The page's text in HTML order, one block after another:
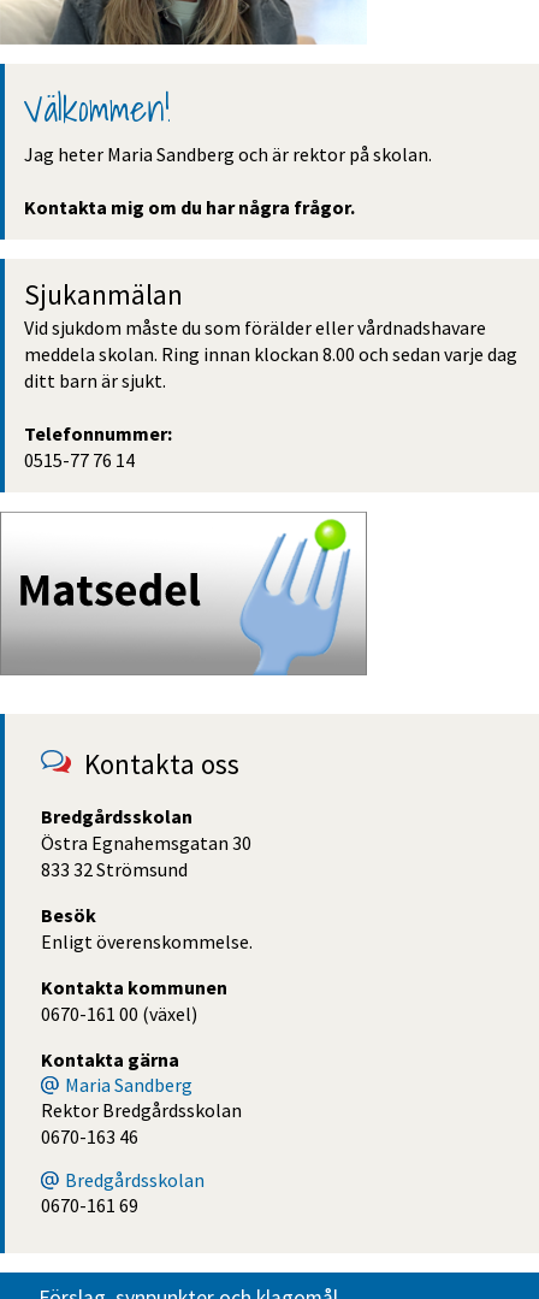
Välkommen!
Jag heter Maria Sandberg och är rektor på skolan.
Kontakta mig om du har några frågor.
Sjukanmälan
Vid sjukdom måste du som förälder eller vårdnadshavare
meddela skolan. Ring innan klockan 8.00 och sedan varje dag
ditt barn är sjukt.
Telefonnummer:
0515-77 76 14
Kontakta oss
Bredgårdsskolan
Östra Egnahemsgatan 30
833 32 Strömsund
Besök
Enligt överenskommelse.
Kontakta kommunen
0670-161 00 (växel)
Kontakta gärna
Maria Sandberg
Rektor Bredgårdsskolan
0670-163 46
Bredgårdsskolan
0670-161 69